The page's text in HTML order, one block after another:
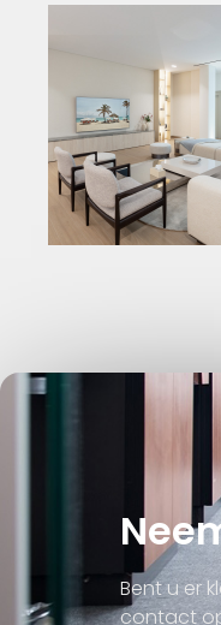
Bent u er
contact